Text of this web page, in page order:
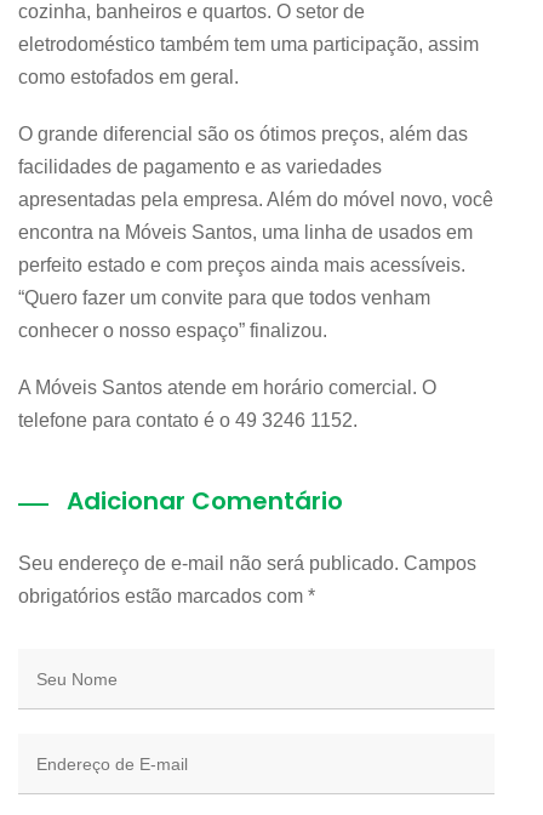
cozinha, banheiros e quartos. O setor de
eletrodoméstico também tem uma participação, assim
como estofados em geral.
O grande diferencial são os ótimos preços, além das
facilidades de pagamento e as variedades
apresentadas pela empresa. Além do móvel novo, você
encontra na Móveis Santos, uma linha de usados em
perfeito estado e com preços ainda mais acessíveis.
“Quero fazer um convite para que todos venham
conhecer o nosso espaço” finalizou.
A Móveis Santos atende em horário comercial. O
telefone para contato é o 49 3246 1152.
Adicionar Comentário
Seu endereço de e-mail não será publicado. Campos
obrigatórios estão marcados com *